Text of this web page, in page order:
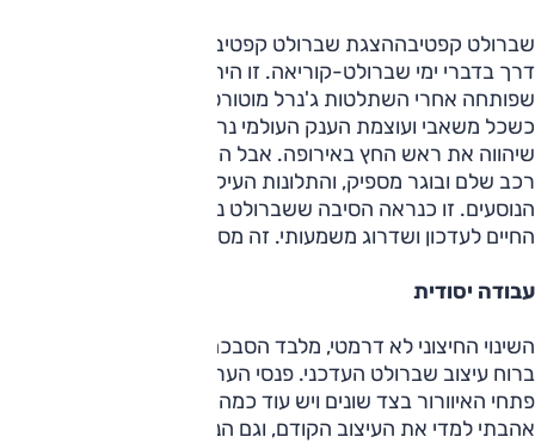
דרך בדברי ימי שברולט-קוריאה. זו היתה המכונית הראשונה
שפותחה אחרי השתלטות ג'נרל מוטורס (שברולט) על דייהו,
כשכל משאבי ועוצמת הענק העולמי נרתמים למאמץ לתכנן רכב
שיהווה את ראש החץ באירופה. אבל התוצאה עדיין לא היתה
רכב שלם ובוגר מספיק, והתלונות העיקריות נגעו לאיכות תא
הנוסעים. זו כנראה הסיבה ששברולט ניצלה את מתיחת אמצע
החיים לעדכון ושדרוג משמעותי. זה מספיק?
עבודה יסודית
השינוי החיצוני לא דרמטי, מלבד הסבכה שתפחה למימדי ענק
ברוח עיצוב שברולט העדכני. פנסי הערפל שונים ונמוכים יותר,
פתחי האיוורור בצד שונים ויש עוד כמה זוטות. לא שזה רע –
אהבתי למדי את העיצוב הקודם, וגם הנוכחי חביב עלי.